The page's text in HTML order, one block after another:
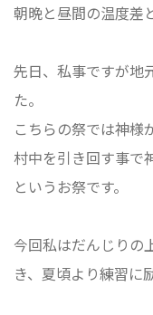
朝晩と昼間の温度差
先日、私事ですが地
た。
こちらの祭では神様
村中を引き回す事で
というお祭です。
今回私はだんじりの
き、夏頃より練習に